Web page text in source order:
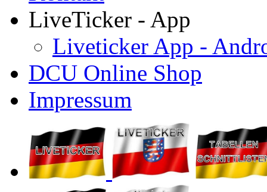
LiveTicker - App
Liveticker App -
DCU Online Shop
Impressum